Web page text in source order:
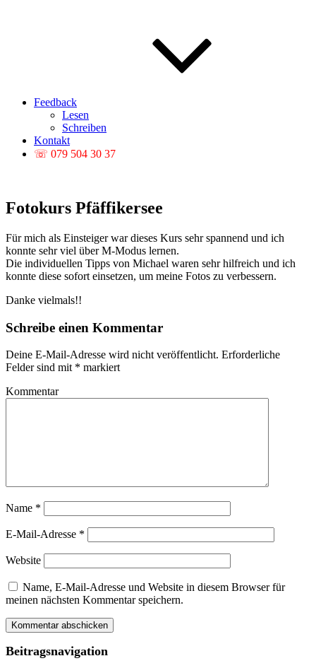
Feedback
Lesen
Schreiben
Kontakt
☏ 079 504 30 37
Fotokurs Pfäffikersee
Für mich als Einsteiger war dieses Kurs sehr spannend und ich
konnte sehr viel über M-Modus lernen.
Die individuellen Tipps von Michael waren sehr hilfreich und ich
konnte diese sofort einsetzen, um meine Fotos zu verbessern.
Danke vielmals!!
Schreibe einen Kommentar
Deine E-Mail-Adresse wird nicht veröffentlicht. Erforderliche
Felder sind mit * markiert
Kommentar
Name *
E-Mail-Adresse *
Website
Name, E-Mail-Adresse und Website in diesem Browser für
meinen nächsten Kommentar speichern.
Beitragsnavigation